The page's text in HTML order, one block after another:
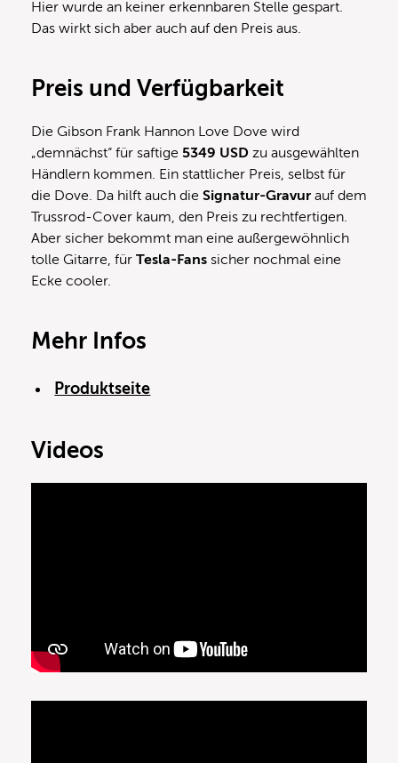
Hier wurde an keiner erkennbaren Stelle gespart.
Das wirkt sich aber auch auf den Preis aus.
Preis und Verfügbarkeit
Die Gibson Frank Hannon Love Dove wird
„demnächst“ für saftige 5349 USD zu ausgewählten
Händlern kommen. Ein stattlicher Preis, selbst für
die Dove. Da hilft auch die Signatur-Gravur auf dem
Trussrod-Cover kaum, den Preis zu rechtfertigen.
Aber sicher bekommt man eine außergewöhnlich
tolle Gitarre, für Tesla-Fans sicher nochmal eine
Ecke cooler.
Mehr Infos
Produktseite
Videos